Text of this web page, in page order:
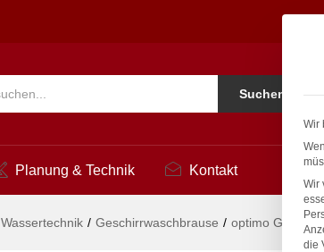
Suchen
Planung & Technik Kontakt
Wassertechnik / Geschirrwaschbrause / optimo
Wir
Wir
die